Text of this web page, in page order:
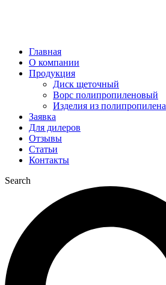
Главная
О компании
Продукция
Диск щеточный
Ворс полипропиленовый
Изделия из полипропилена
Заявка
Для дилеров
Отзывы
Статьи
Контакты
Search